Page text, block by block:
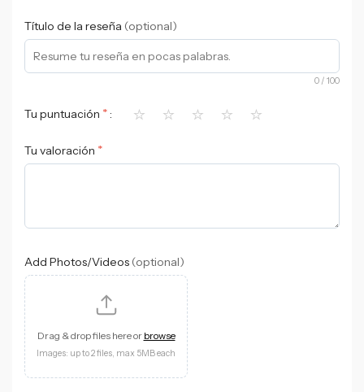
Título de la reseña (optional)
0 / 100
Tu puntuación * ⭐ ⭐ ⭐ ⭐ ⭐
Tu valoración *
Add Photos/Videos (optional)
Drag & drop files here or browse
Images: up to 2 files, max 5MB each